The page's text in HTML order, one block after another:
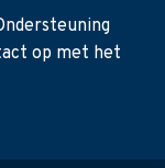
op met het